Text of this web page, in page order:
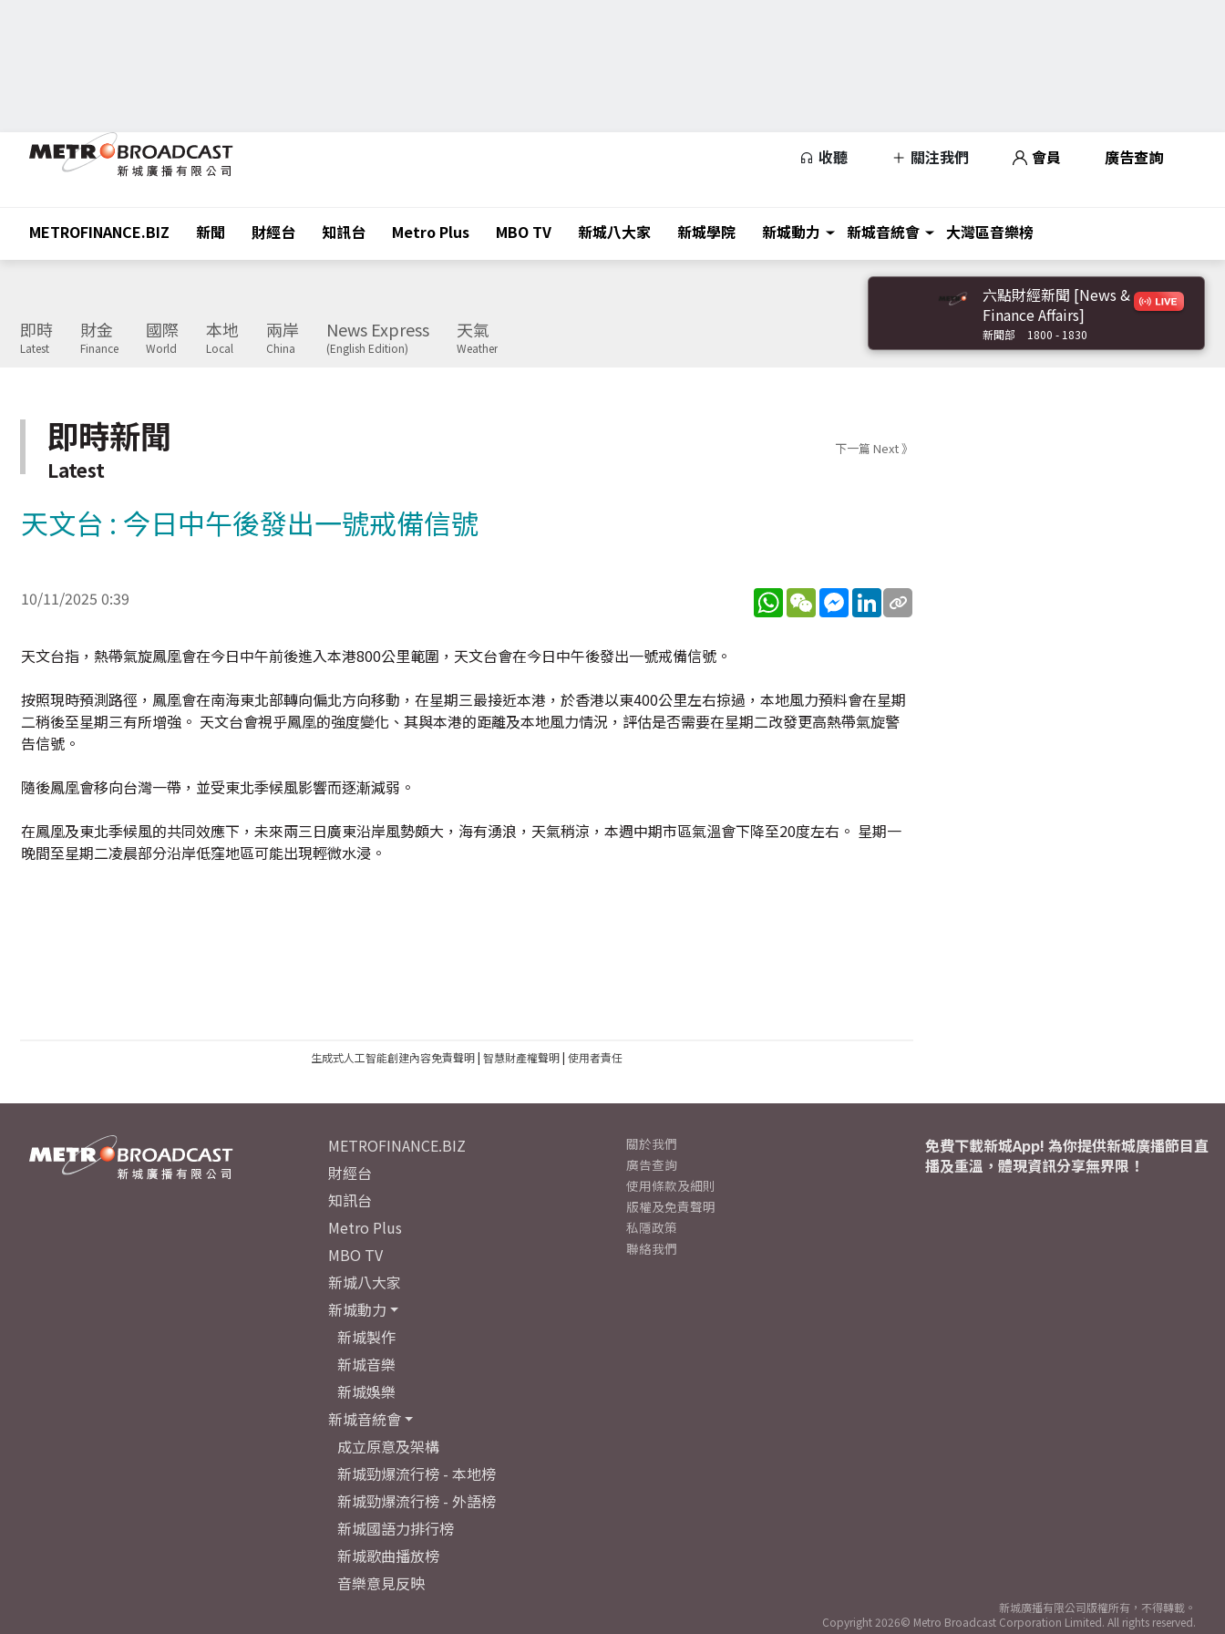
收聽 關注我們 會員 廣告查詢
METROFINANCE.BIZ 新聞 財經台 知訊台 Metro Plus MBO TV 新城八大家 新城學院 新城動力 新城音統會 大灣區音樂榜
即時
Latest
財金
Finance
國際
World
本地
Local
兩岸
China
News Express
(English Edition)
天氣
Weather
六點財經新聞 [News &
Finance Affairs]
新聞部 1800 - 1830
即時新聞
Latest
下一篇 Next 》
天文台 : 今日中午後發出一號戒備信號
10/11/2025 0:39 WhatsApp
WeChatMessenger
LinkedIn
天文台指，熱帶氣旋鳳凰會在今日中午前後進入本港800公里範圍，天文台會在今日中午後發出一號戒備信號。
按照現時預測路徑，鳳凰會在南海東北部轉向偏北方向移動，在星期三最接近本港，於香港以東400公里左右掠過，本地風力預料會在星期
二稍後至星期三有所增強。 天文台會視乎鳳凰的強度變化、其與本港的距離及本地風力情況，評估是否需要在星期二改發更高熱帶氣旋警
告信號。
隨後鳳凰會移向台灣一帶，並受東北季候風影響而逐漸減弱。
在鳳凰及東北季候風的共同效應下，未來兩三日廣東沿岸風勢頗大，海有湧浪，天氣稍涼，本週中期市區氣溫會下降至20度左右。 星期一
晚間至星期二凌晨部分沿岸低窪地區可能出現輕微水浸。
生成式人工智能創建內容免責聲明| 智慧財產權聲明| 使用者責任
METROFINANCE.BIZ
財經台
知訊台
Metro Plus
MBO TV
新城八大家
新城動力
新城製作
新城音樂
新城娛樂
新城音統會
成立原意及架構
新城勁爆流行榜 - 本地榜
新城勁爆流行榜 - 外語榜
新城國語力排行榜
新城歌曲播放榜
音樂意見反映
關於我們
廣告查詢
使用條款及細則
版權及免責聲明
私隱政策
聯絡我們
免費下載新城App! 為你提供新城廣播節目直
播及重溫，體現資訊分享無界限！
新城廣播有限公司版權所有，不得轉載。
Copyright 2026© Metro Broadcast Corporation Limited. All rights reserved.